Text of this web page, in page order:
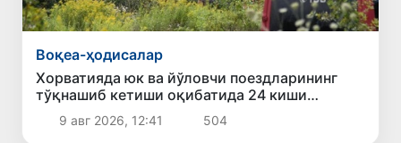
Воқеа-ҳодисалар
Хорватияда юк ва йўловчи поездларининг
тўқнашиб кетиши оқибатида 24 киши
жабрланди
9 авг 2026, 12:41 504